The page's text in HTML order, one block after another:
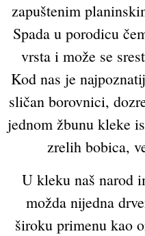
zapuštenim
Spada u porodicu
vrsta i može se
Kod nas je
sličan borovnici,
jednom žbunu kleke
zrelih bobica,
U kleku naš narod
možda nijedna
široku primenu kao